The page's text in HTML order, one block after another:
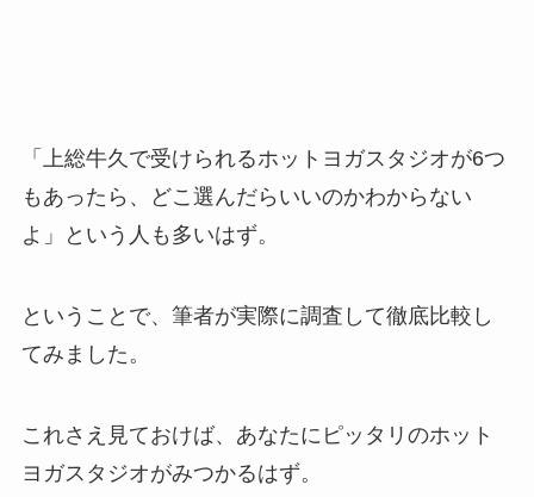
「上総牛久で受けられるホットヨガスタジオが6つ
もあったら、どこ選んだらいいのかわからない
よ」という人も多いはず。
ということで、筆者が実際に調査して徹底比較し
てみました。
これさえ見ておけば、あなたにピッタリのホット
ヨガスタジオがみつかるはず。